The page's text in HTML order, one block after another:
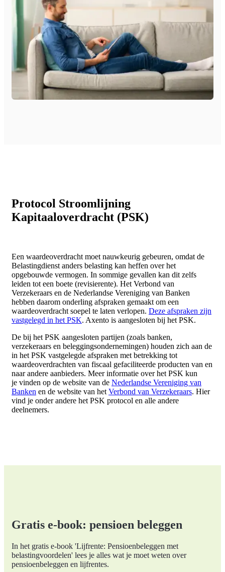
Protocol Stroomlijning
Kapitaaloverdracht (PSK)
Een waardeoverdracht moet nauwkeurig gebeuren, omdat de
Belastingdienst anders belasting kan heffen over het
opgebouwde vermogen. In sommige gevallen kan dit zelfs
leiden tot een boete (revisierente). Het Verbond van
Verzekeraars en de Nederlandse Vereniging van Banken
hebben daarom onderling afspraken gemaakt om een
waardeoverdracht soepel te laten verlopen. Deze afspraken zijn
vastgelegd in het PSK. Axento is aangesloten bij het PSK.
De bij het PSK aangesloten partijen (zoals banken,
verzekeraars en beleggingsondernemingen) houden zich aan de
in het PSK vastgelegde afspraken met betrekking tot
waardeoverdrachten van fiscaal gefaciliteerde producten van en
naar andere aanbieders. Meer informatie over het PSK kun
je vinden op de website van de Nederlandse Vereniging van
Banken en de website van het Verbond van Verzekeraars. Hier
vind je onder andere het PSK protocol en alle andere
deelnemers.
Gratis e-book: pensioen beleggen
In het gratis e-book 'Lijfrente: Pensioenbeleggen met
belastingvoordelen' lees je alles wat je moet weten over
pensioenbeleggen en lijfrentes.